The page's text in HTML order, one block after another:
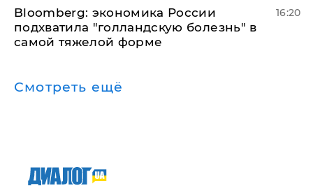
Bloomberg: экономика России
подхватила "голландскую болезнь" в
самой тяжелой форме
16:20
Смотреть ещё